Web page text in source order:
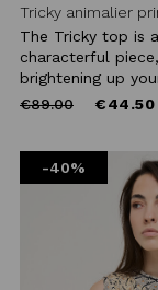
Tricky animalier
The Tricky top is
characterful
brightening up
Price
€89.00to €44.50
-40%